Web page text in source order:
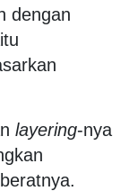
dengan
layering-nya